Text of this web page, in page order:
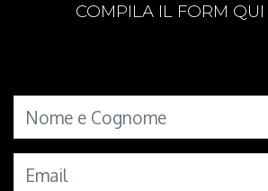
COMPILA IL FORM QUI